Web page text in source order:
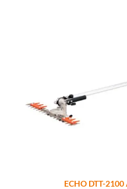
ECHO DTT-